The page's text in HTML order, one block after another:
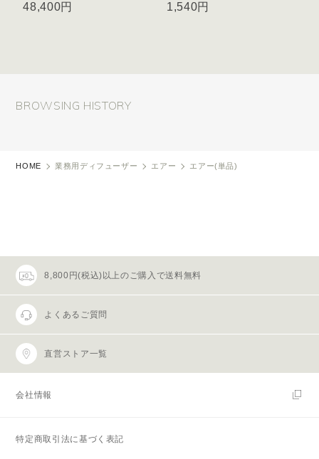
48,400円 1,540円
BROWSING HISTORY
HOME 業務用ディフューザー エアー エアー(単品)
8,800円(税込)以上のご購入で送料無料
よくあるご質問
直営ストア一覧
会社情報
特定商取引法に基づく表記